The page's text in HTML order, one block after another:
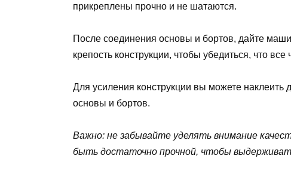
прикреплены прочно и не шатаются.
После соединения основы и бортов, дайте
крепость конструкции, чтобы убедиться, что
Для усиления конструкции вы можете наклеить
основы и бортов.
Важно: не забывайте уделять внимание
быть достаточно прочной, чтобы